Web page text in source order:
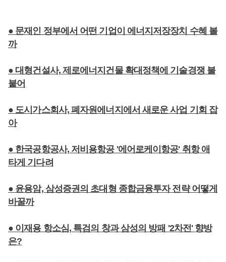
● 문재인 정부에서 어떤 기업이 에너지저장장치 수혜 볼
까
● 대형건설사, 제로에너지건물 확대정책에 기술경쟁 불
붙어
● 도시가스회사, 폐자원에너지에서 새로운 사업 기회 잡
아
● 한국공항공사, 저비용항공 '에어로케이항공' 취항 애
타게 기다려
● 윤용암, 삼성증권의 초대형 종합금융투자 전략 어떻게
바꿀까
● 이재용 항소심, 특검의 창과 삼성의 방패 '2차전' 향방
은?